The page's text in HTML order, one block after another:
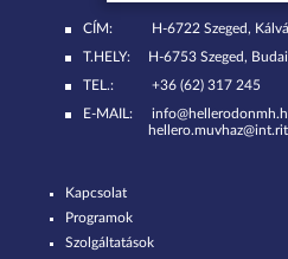
CÍM:
H-6722 Szeged,
T.HELY:
H-6753 Szeged,
TEL.:
+36 (62) 317 245
E-MAIL:
Kapcsolat
Programok
Szolgáltatások